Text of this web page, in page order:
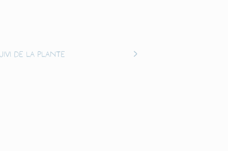
de la plante